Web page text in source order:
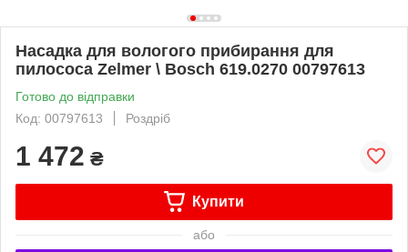
Насадка для вологого прибирання для
пилососа Zelmer \ Bosch 619.0270 00797613
Готово до відправки
Код: 00797613
Роздріб
1 472 ₴
Купити
або